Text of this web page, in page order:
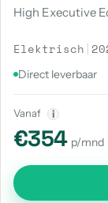
High Executive
Elektrisch |
Direct leverbaar
Vanaf i
€354 p/mnd